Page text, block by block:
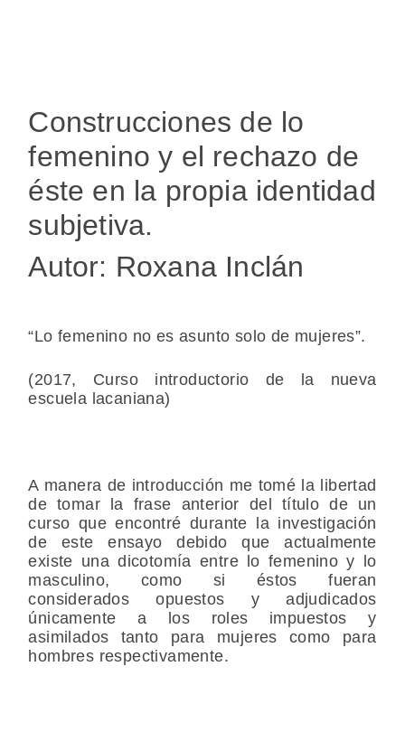
Construcciones de lo
femenino y el rechazo de
éste en la propia identidad
subjetiva.
Autor: Roxana Inclán
“Lo femenino no es asunto solo de mujeres”.
(2017, Curso introductorio de la nueva
escuela lacaniana)
A manera de introducción me tomé la libertad
de tomar la frase anterior del título de un
curso que encontré durante la investigación
de este ensayo debido que actualmente
existe una dicotomía entre lo femenino y lo
masculino, como si éstos fueran
considerados opuestos y adjudicados
únicamente a los roles impuestos y
asimilados tanto para mujeres como para
hombres respectivamente.